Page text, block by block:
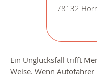
78132
Ein Unglücksfall trifft
Weise. Wenn